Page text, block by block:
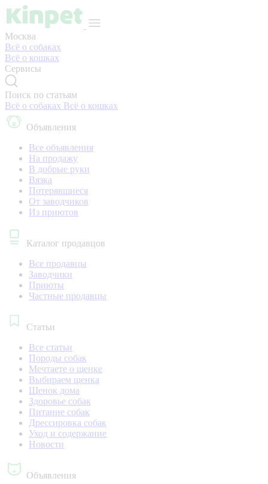
Москва
Всё о собаках
Всё о кошках
Сервисы
Поиск по статьям
Всё о собаках Всё о кошках
Объявления
Все объявления
На продажу
В добрые руки
Вязка
Потерявшиеся
От заводчиков
Из приютов
Каталог продавцов
Все продавцы
Заводчики
Приюты
Частные продавцы
Статьи
Все статьи
Породы собак
Мечтаете о щенке
Выбираем щенка
Щенок дома
Здоровье собак
Питание собак
Дрессировка собак
Уход и содержание
Новости
Объявления